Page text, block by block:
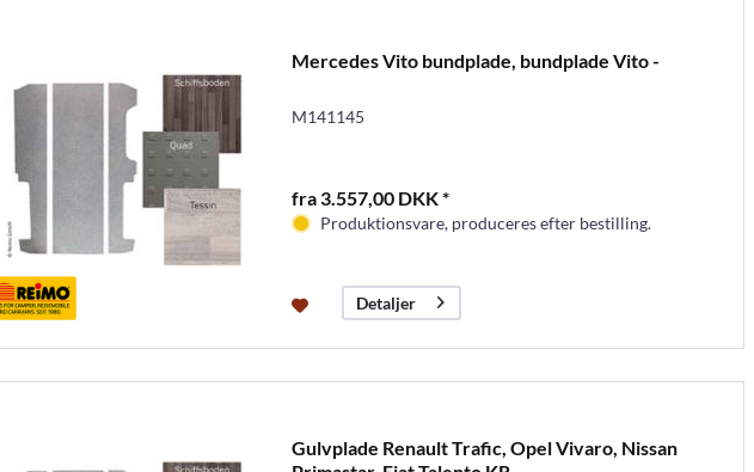
Mercedes Vito bundplade, bundplade Vito -
M141145
fra 3.557,00 DKK *
Produktionsvare, produceres efter bestilling.
Detaljer
Gulvplade Renault Trafic, Opel Vivaro, Nissan